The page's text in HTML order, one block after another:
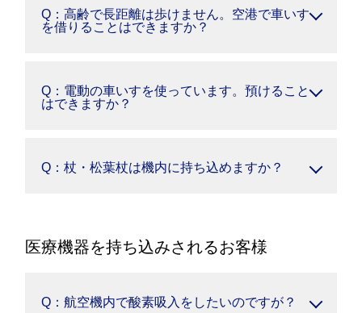
Q：高齢で長距離は歩けません。空港で車いす
を借りることはできますか？
Q：電動の車いすを使っています。預けること
はできますか？
Q：杖・松葉杖は機内に持ち込めますか？
医療機器を持ち込みされるお客様
Q：航空機内で酸素吸入をしたいのですが？